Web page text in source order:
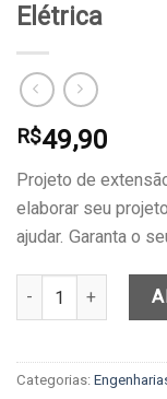
Elétrica
R$49,90
Projeto de
elaborar seu
ajudar. Garanta o
Projeto de extensão
Categorias: